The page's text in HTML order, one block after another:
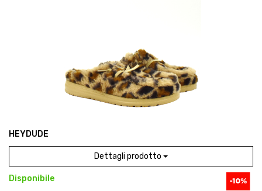
HEYDUDE
Dettagli prodotto
Disponibile